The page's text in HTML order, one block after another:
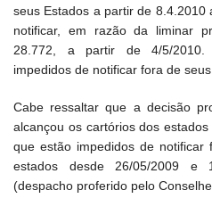
seus Estados a partir de 8.4.2010
notificar, em razão da liminar
28.772, a partir de 4/5/
impedidos de notificar fora de
Cabe ressaltar que a decisão
alcançou os cartórios dos
que estão impedidos de notificar
estados desde 26/05/2009 e
(despacho proferido pelo